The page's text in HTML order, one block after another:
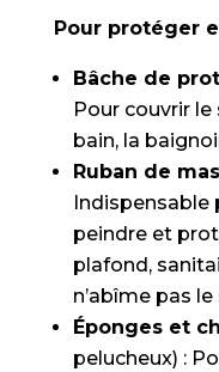
Pour protéger
Bâche de
Pour couvrir
bain, la
Ruban de
Indispensable
peindre et
plafond,
n’abîme pas
Éponges et
pelucheux) :